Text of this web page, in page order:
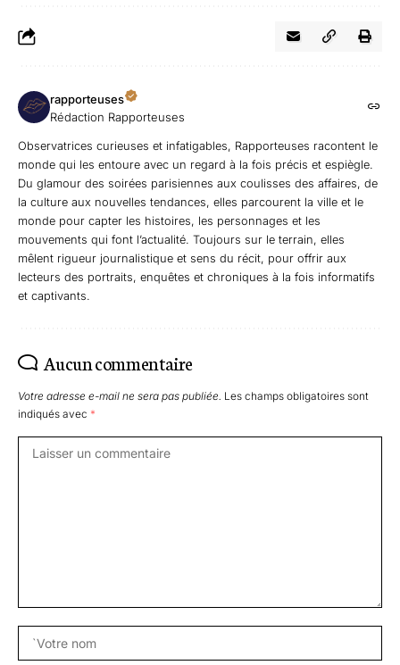
rapporteuses
Rédaction Rapporteuses
Observatrices curieuses et infatigables, Rapporteuses racontent le
monde qui les entoure avec un regard à la fois précis et espiègle.
Du glamour des soirées parisiennes aux coulisses des affaires, de
la culture aux nouvelles tendances, elles parcourent la ville et le
monde pour capter les histoires, les personnages et les
mouvements qui font l’actualité. Toujours sur le terrain, elles
mêlent rigueur journalistique et sens du récit, pour offrir aux
lecteurs des portraits, enquêtes et chroniques à la fois informatifs
et captivants.
Aucun commentaire
Votre adresse e-mail ne sera pas publiée. Les champs obligatoires sont
indiqués avec *